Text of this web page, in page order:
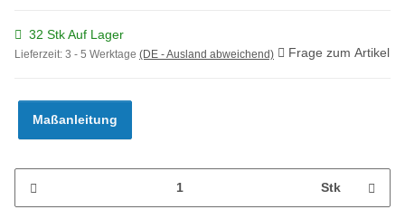
32 Stk Auf Lager
Lieferzeit: 3 - 5 Werktage (DE - Ausland abweichend) Frage zum Artikel
Maßanleitung
Stk